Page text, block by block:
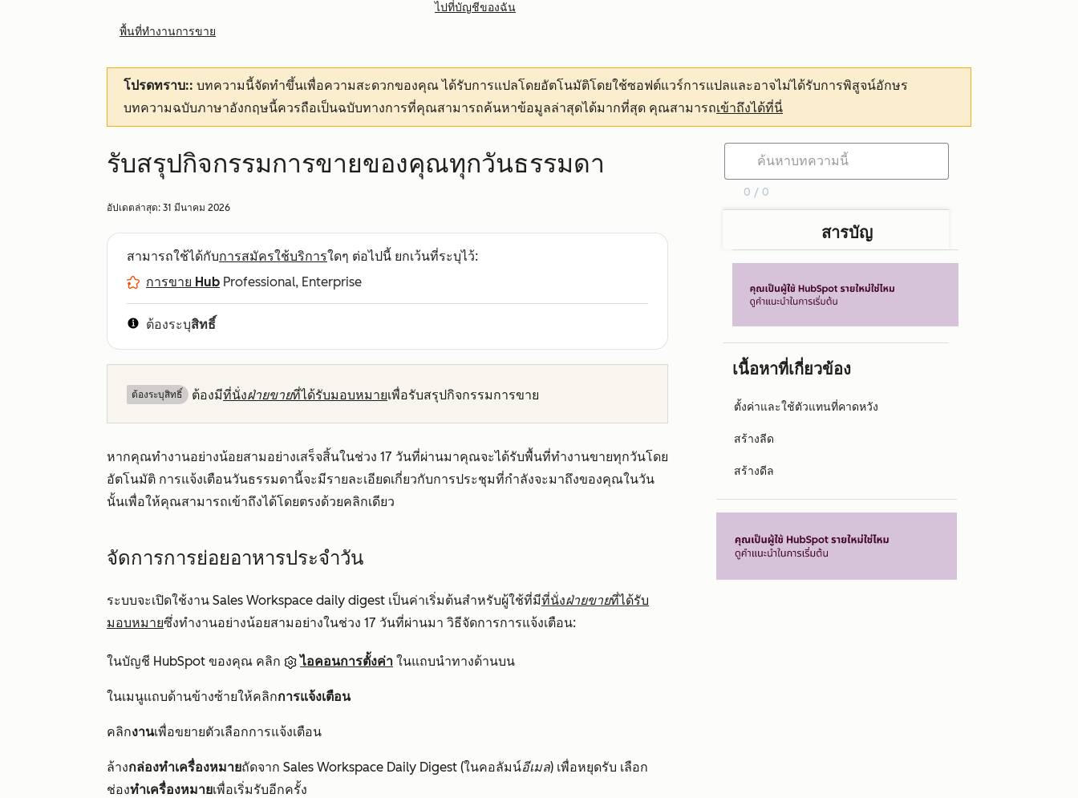
ไปที่บัญชีของฉัน
พื้นที่ทำงานการขาย
โปรดทราบ:: บทความนี้จัดทำขึ้นเพื่อความสะดวกของคุณได้รับการแปลโดยอัตโนมัติโดยใช้ซอฟต์แวร์การแปลและอาจไม่ได้รับการพิสูจน์อักษร
บทความฉบับภาษาอังกฤษนี้ควรถือเป็นฉบับทางการที่คุณสามารถค้นหาข้อมูลล่าสุดได้มากที่สุด คุณสามารถเข้าถึงได้ที่นี่
รับสรุปกิจกรรมการขายของคุณทุกวันธรรมดา
อัปเดตล่าสุด: 31 มีนาคม 2026
สามารถใช้ได้กับการสมัครใช้บริการใดๆ ต่อไปนี้ ยกเว้นที่ระบุไว้:
การขาย Hub Professional, Enterprise
ต้องระบุสิทธิ์
ต้องระบุสิทธิ์ ต้องมีที่นั่งฝ่ายขายที่ได้รับมอบหมายเพื่อรับสรุปกิจกรรมการขาย
หากคุณทำงานอย่างน้อยสามอย่างเสร็จสิ้นในช่วง 17 วันที่ผ่านมาคุณจะได้รับพื้นที่ทำงานขายทุกวันโดย
อัตโนมัติ การแจ้งเตือนวันธรรมดานี้จะมีรายละเอียดเกี่ยวกับการประชุมที่กำลังจะมาถึงของคุณในวัน
นั้นเพื่อให้คุณสามารถเข้าถึงได้โดยตรงด้วยคลิกเดียว
จัดการการย่อยอาหารประจำวัน
ระบบจะเปิดใช้งาน Sales Workspace daily digest เป็นค่าเริ่มต้นสำหรับผู้ใช้ที่มีที่นั่งฝ่ายขายที่ได้รับ
มอบหมายซึ่งทำงานอย่างน้อยสามอย่างในช่วง 17 วันที่ผ่านมา วิธีจัดการการแจ้งเตือน:
ในบัญชี HubSpot ของคุณ คลิก ไอคอนการตั้งค่า ในแถบนำทางด้านบน
ในเมนูแถบด้านข้างซ้ายให้คลิกการแจ้งเตือน
คลิกงานเพื่อขยายตัวเลือกการแจ้งเตือน
ล้างกล่องทำเครื่องหมายถัดจาก Sales Workspace Daily Digest (ในคอลัมน์อีเมล) เพื่อหยุดรับ เลือก
ช่องทำเครื่องหมายเพื่อเริ่มรับอีกครั้ง
0 / 0
สารบัญ
เนื้อหาที่เกี่ยวข้อง
ตั้งค่าและใช้ตัวแทนที่คาดหวัง
สร้างลีด
สร้างดีล